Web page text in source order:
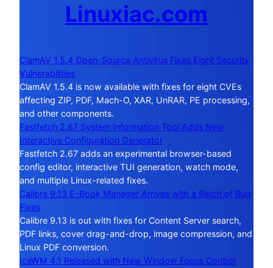
Linuxiac.com
ClamAV 1.5.4 Open-Source Antivirus Fixes Eight Security
Vulnerabilities
ClamAV 1.5.4 is now available with fixes for eight CVEs
affecting ZIP, PDF, Mach-O, XAR, UnRAR, PE processing,
and other components.
Fastfetch 2.67 System Information Tool Adds New
Interactive Configuration Generator
Fastfetch 2.67 adds an experimental browser-based
config editor, interactive TUI generation, watch mode,
and multiple Linux-related fixes.
Calibre 9.13 E-Book Manager Arrives with a Batch of Bug
Fixes
Calibre 9.13 is out with fixes for Content Server search,
PDF links, cover drag-and-drop, image compression, and
Linux PDF conversion.
IceWM 4.1 Released with New Window Focus Control